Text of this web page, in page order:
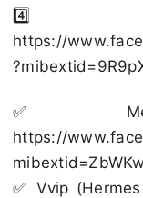
4️⃣
https://
✅️
https://
✅️ Vvip